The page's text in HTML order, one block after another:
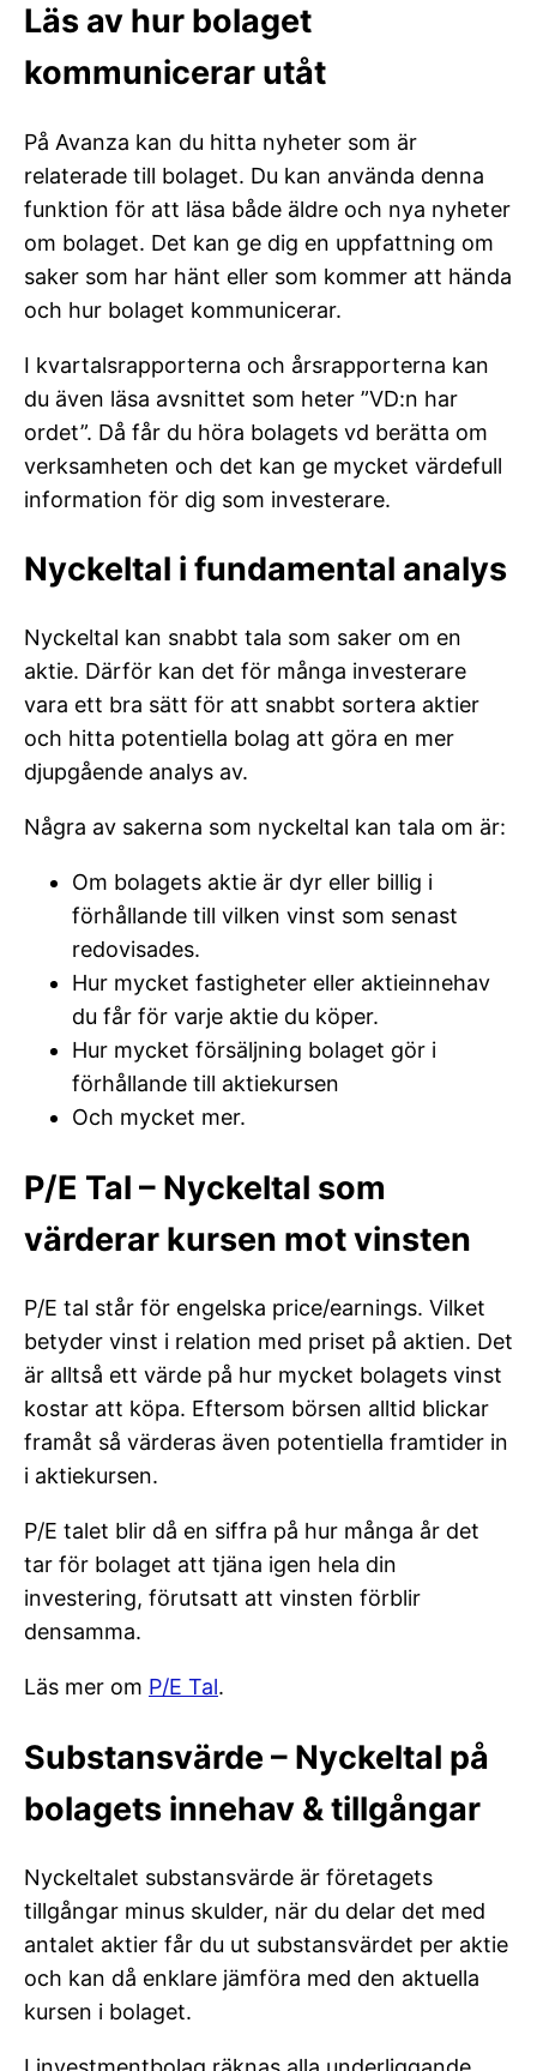
Läs av hur bolaget
kommunicerar utåt
På Avanza kan du hitta nyheter som är
relaterade till bolaget. Du kan använda denna
funktion för att läsa både äldre och nya nyheter
om bolaget. Det kan ge dig en uppfattning om
saker som har hänt eller som kommer att hända
och hur bolaget kommunicerar.
I kvartalsrapporterna och årsrapporterna kan
du även läsa avsnittet som heter ”VD:n har
ordet”. Då får du höra bolagets vd berätta om
verksamheten och det kan ge mycket värdefull
information för dig som investerare.
Nyckeltal i fundamental analys
Nyckeltal kan snabbt tala som saker om en
aktie. Därför kan det för många investerare
vara ett bra sätt för att snabbt sortera aktier
och hitta potentiella bolag att göra en mer
djupgående analys av.
Några av sakerna som nyckeltal kan tala om är:
Om bolagets aktie är dyr eller billig i
förhållande till vilken vinst som senast
redovisades.
Hur mycket fastigheter eller aktieinnehav
du får för varje aktie du köper.
Hur mycket försäljning bolaget gör i
förhållande till aktiekursen
Och mycket mer.
P/E Tal – Nyckeltal som
värderar kursen mot vinsten
P/E tal står för engelska price/earnings. Vilket
betyder vinst i relation med priset på aktien. Det
är alltså ett värde på hur mycket bolagets vinst
kostar att köpa. Eftersom börsen alltid blickar
framåt så värderas även potentiella framtider in
i aktiekursen.
P/E talet blir då en siffra på hur många år det
tar för bolaget att tjäna igen hela din
investering, förutsatt att vinsten förblir
densamma.
Läs mer om P/E Tal.
Substansvärde – Nyckeltal på
bolagets innehav & tillgångar
Nyckeltalet substansvärde är företagets
tillgångar minus skulder, när du delar det med
antalet aktier får du ut substansvärdet per aktie
och kan då enklare jämföra med den aktuella
kursen i bolaget.